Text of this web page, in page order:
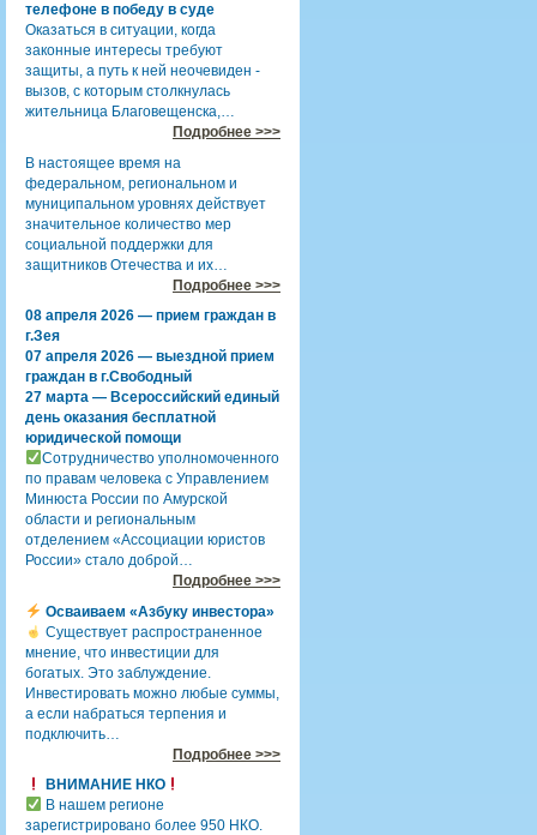
телефоне в победу в суде
Оказаться в ситуации, когда
законные интересы требуют
защиты, а путь к ней неочевиден -
вызов, с которым столкнулась
жительница Благовещенска,…
Подробнее >>>
В настоящее время на
федеральном, региональном и
муниципальном уровнях действует
значительное количество мер
социальной поддержки для
защитников Отечества и их…
Подробнее >>>
08 апреля 2026 — прием граждан в
г.Зея
07 апреля 2026 — выездной прием
граждан в г.Свободный
27 марта — Всероссийский единый
день оказания бесплатной
юридической помощи
Сотрудничество уполномоченного
по правам человека с Управлением
Минюста России по Амурской
области и региональным
отделением «Ассоциации юристов
России» стало доброй…
Подробнее >>>
Осваиваем «Азбуку инвестора»
Существует распространенное
мнение, что инвестиции для
богатых. Это заблуждение.
Инвестировать можно любые суммы,
а если набраться терпения и
подключить…
Подробнее >>>
ВНИМАНИЕ НКО
В нашем регионе
зарегистрировано более 950 НКО.